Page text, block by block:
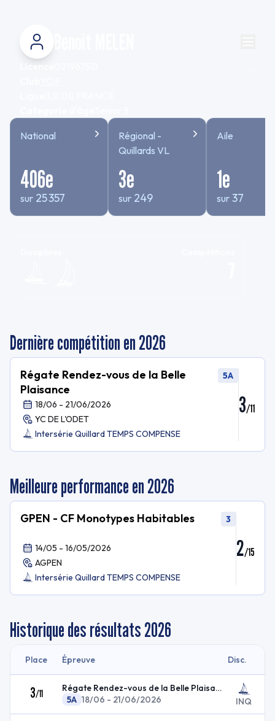
National
406e
sur 25 357
Régional -
Quillards VL
3e
sur 249
Aile
1e
sur 37
Dernière compétition en 2026
Régate Rendez-vous de la Belle
Plaisance
5A
18/06 - 21/06/2026
YC DE L'ODET
Intersérie Quillard TEMPS COMPENSE
3/11
Meilleure performance en 2026
GPEN - CF Monotypes Habitables 3
14/05 - 16/05/2026
AGPEN
Intersérie Quillard TEMPS COMPENSE
2/15
Historique des résultats2026
Place Épreuve Disc.
3/11
Régate Rendez-vous de la Belle Plaisance
5A 18/06 - 21/06/2026 INQ